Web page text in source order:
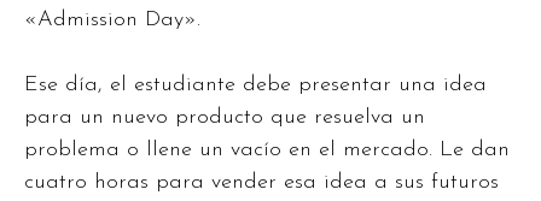
«Admission Day».
Ese día, el estudiante debe presentar una idea
para un nuevo producto que resuelva un
problema o llene un vacío en el mercado. Le dan
cuatro horas para vender esa idea a sus futuros